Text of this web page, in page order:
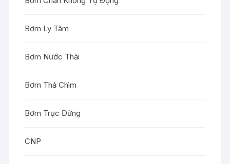
Bơm Ly Tâm
Bơm Nước Thải
Bơm Thả Chìm
Bơm Trục Đứng
CNP